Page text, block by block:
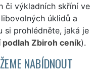
či výkladních skříní ve
libovolných úklidů a
si prohlédněte, jaká je
podlah Zbiroh ceník).
NABÍDNOUT